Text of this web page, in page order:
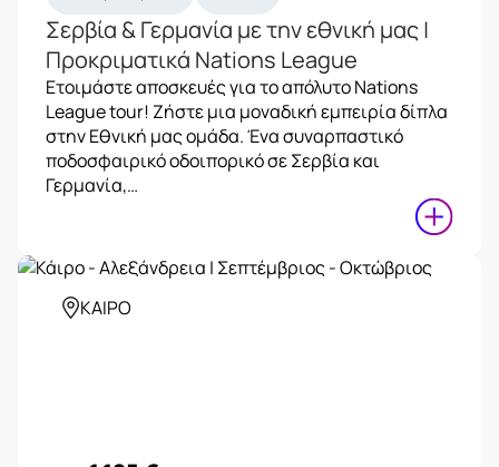
Σερβία & Γερμανία με την εθνική μας |
Προκριματικά Nations League
Ετοιμάστε αποσκευές για το απόλυτο Nations
League tour! Ζήστε μια μοναδική εμπειρία δίπλα
στην Εθνική μας ομάδα. Ένα συναρπαστικό
ποδοσφαιρικό οδοιπορικό σε Σερβία και
Γερμανία,…
ΚΑΙΡΟ